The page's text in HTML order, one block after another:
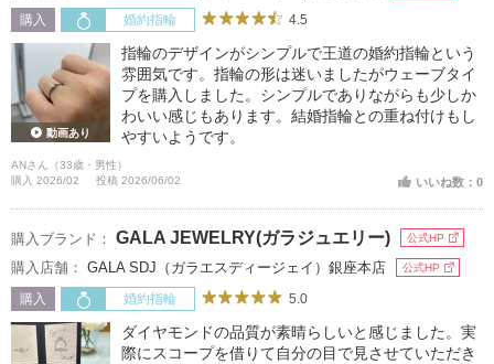
購入 婚約指輪 4.5
動画あり
指輪のデザインがシンプルで王道の婚約指輪という
雰囲気です。指輪の形は迷いましたがウェーブタイ
プを購入しました。シンプルでありながらも少しか
わいい感じもあります。結婚指輪との重ね付けもし
やすいようです。
ANさん（33歳・男性）
購入 2026/02
投稿 2026/06/02 いいね数：0
購入ブランド： GALA JEWELRY(ガラジュエリー) 公式HP
購入店舗： GALA SDJ（ガラエスディージェイ）銀座本店 公式HP
購入 婚約指輪 5.0
ダイヤモンドの品質が素晴らしいと感じました。実
際にスコープを借りて自分の目で見させていただき